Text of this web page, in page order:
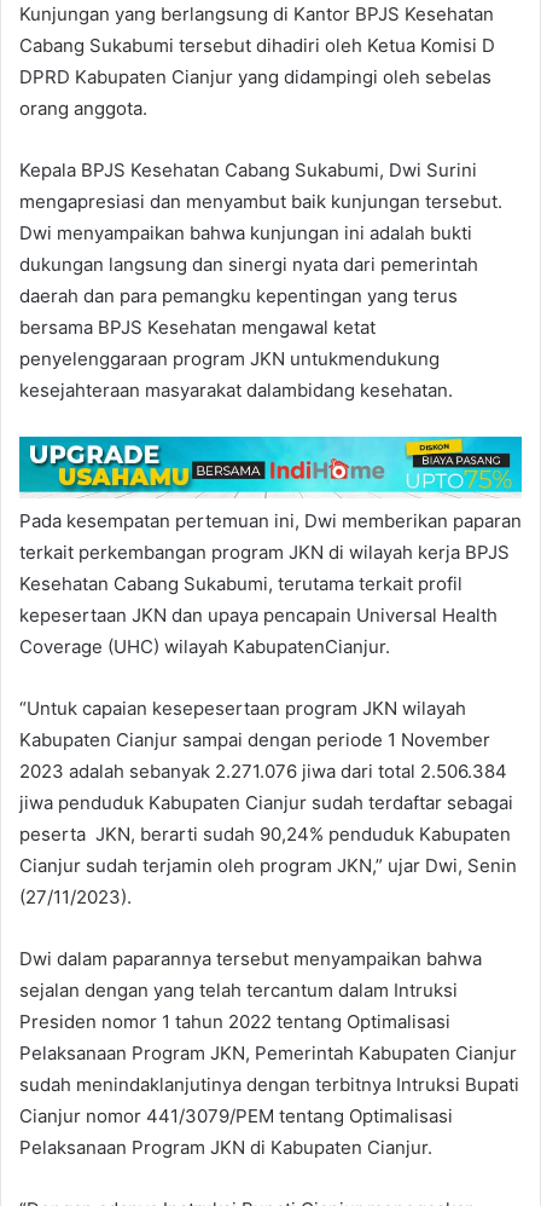
Kunjungan yang berlangsung di Kantor BPJS Kesehatan
Cabang Sukabumi tersebut dihadiri oleh Ketua Komisi D
DPRD Kabupaten Cianjur yang didampingi oleh sebelas
orang anggota.
Kepala BPJS Kesehatan Cabang Sukabumi, Dwi Surini
mengapresiasi dan menyambut baik kunjungan tersebut.
Dwi menyampaikan bahwa kunjungan ini adalah bukti
dukungan langsung dan sinergi nyata dari pemerintah
daerah dan para pemangku kepentingan yang terus
bersama BPJS Kesehatan mengawal ketat
penyelenggaraan program JKN untukmendukung
kesejahteraan masyarakat dalambidang kesehatan.
Pada kesempatan pertemuan ini, Dwi memberikan paparan
terkait perkembangan program JKN di wilayah kerja BPJS
Kesehatan Cabang Sukabumi, terutama terkait profil
kepesertaan JKN dan upaya pencapain Universal Health
Coverage (UHC) wilayah KabupatenCianjur.
“Untuk capaian kesepesertaan program JKN wilayah
Kabupaten Cianjur sampai dengan periode 1 November
2023 adalah sebanyak 2.271.076 jiwa dari total 2.506.384
jiwa penduduk Kabupaten Cianjur sudah terdaftar sebagai
peserta JKN, berarti sudah 90,24% penduduk Kabupaten
Cianjur sudah terjamin oleh program JKN,” ujar Dwi, Senin
(27/11/2023).
Dwi dalam paparannya tersebut menyampaikan bahwa
sejalan dengan yang telah tercantum dalam Intruksi
Presiden nomor 1 tahun 2022 tentang Optimalisasi
Pelaksanaan Program JKN, Pemerintah Kabupaten Cianjur
sudah menindaklanjutinya dengan terbitnya Intruksi Bupati
Cianjur nomor 441/3079/PEM tentang Optimalisasi
Pelaksanaan Program JKN di Kabupaten Cianjur.